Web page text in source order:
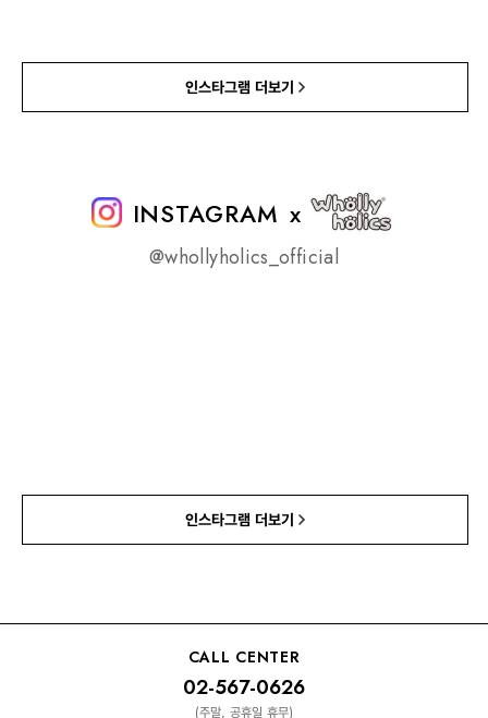
인스타그램 더보기
INSTAGRAM x
@whollyholics_official
인스타그램 더보기
CALL CENTER
02-567-0626
(주말, 공휴일 휴무)